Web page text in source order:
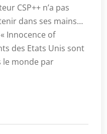
CSP++ n’a pas
dans ses mains…
Innocence of
des Etats Unis sont
monde par